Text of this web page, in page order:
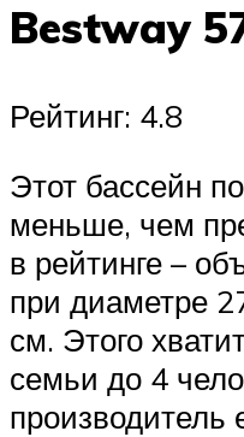
Bestway
Рейтинг: 4.8
Этот бассейн
меньше, чем
в рейтинге –
при диаметре
см. Этого
семьи до 4
производитель